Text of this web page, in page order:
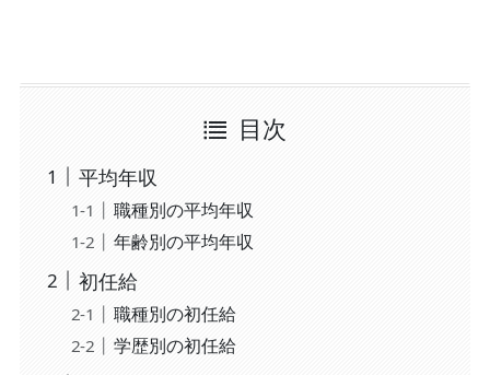
目次
平均年収
職種別の平均年収
年齢別の平均年収
初任給
職種別の初任給
学歴別の初任給